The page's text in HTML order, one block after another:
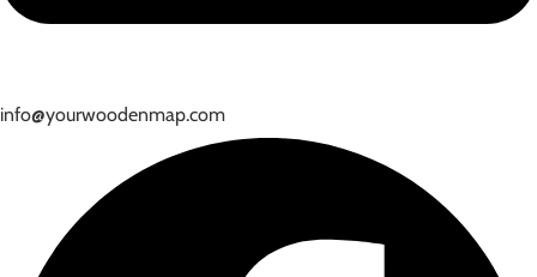
info@yourwoodenmap.com